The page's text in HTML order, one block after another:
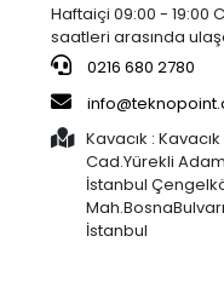
Haftaiçi 09:00 - 19:00
saatleri arasında
0216 680 2780
Kavacık :
Cad.Yürekli
İstanbul
İstanbul